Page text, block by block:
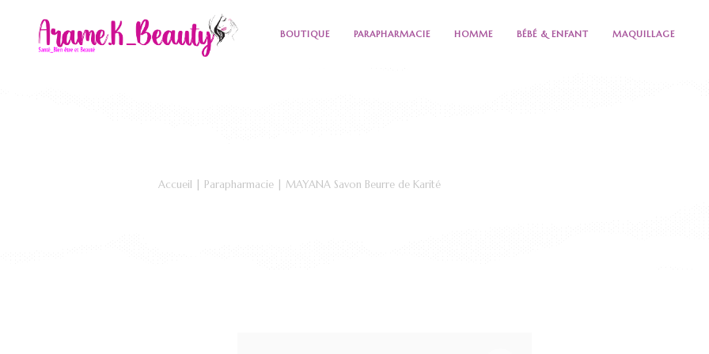
BOUTIQUE PARAPHARMACIE HOMME BÉBÉ & ENFANT MAQUILLAGE
Accueil Parapharmacie | MAYANA Savon Beurre de Karité